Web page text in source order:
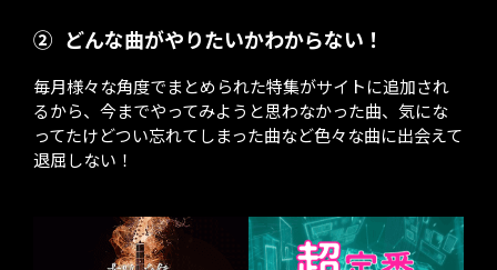
② どんな曲がやりたいかわからない！
毎月様々な角度でまとめられた特集がサイトに追加され
るから、今までやってみようと思わなかった曲、気にな
ってたけどつい忘れてしまった曲など色々な曲に出会えて
退屈しない！